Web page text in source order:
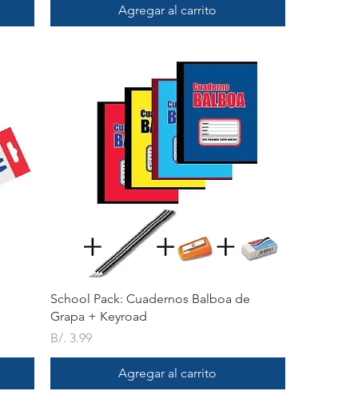
Agregar al carrito
Vista rápida
School Pack: Cuadernos Balboa de
Grapa + Keyroad
Precio
B/. 3.99
Agregar al carrito